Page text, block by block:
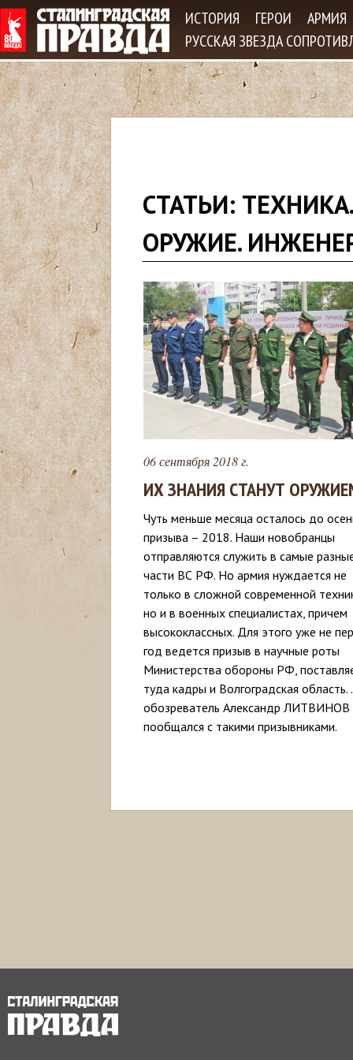
ИСТОРИЯ ГЕРОИ
АРМИЯ
РУССКАЯ ЗВЕЗДА
з
д
е
с
СТАТЬИ:
ОРУЖИЕ.
06 сентября 2018 г.
ИХ ЗНАНИЯ СТАНУТ
Чуть меньше месяца осталось до
призыва – 2018. Наши новобранцы
отправляются служить в самые
части ВС РФ. Но армия нуждается не
только в сложной современной
но и в военных специалистах, причем
высококлассных. Для этого уже не
год ведется призыв в научные роты
Министерства обороны РФ,
туда кадры и Волгоградская
обозреватель Александр ЛИТВИНОВ
пообщался с такими призывниками.